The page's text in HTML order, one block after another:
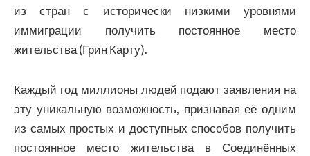
из стран с исторически низкими уровнями
иммиграции получить постоянное место
жительства (Грин Карту).
Каждый год миллионы людей подают заявления на
эту уникальную возможность, признавая её одним
из самых простых и доступных способов получить
постоянное место жительства в Соединённых